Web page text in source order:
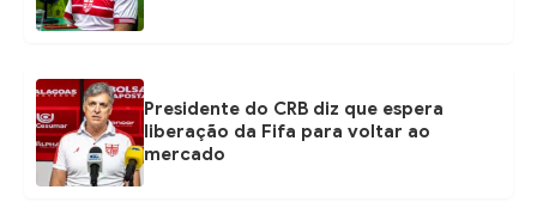
Presidente do CRB diz que espera
liberação da Fifa para voltar ao
mercado